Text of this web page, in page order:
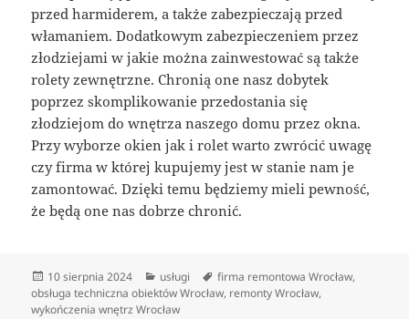
przed harmiderem, a także zabezpieczają przed
włamaniem. Dodatkowym zabezpieczeniem przez
złodziejami w jakie można zainwestować są także
rolety zewnętrzne. Chronią one nasz dobytek
poprzez skomplikowanie przedostania się
złodziejom do wnętrza naszego domu przez okna.
Przy wyborze okien jak i rolet warto zwrócić uwagę
czy firma w której kupujemy jest w stanie nam je
zamontować. Dzięki temu będziemy mieli pewność,
że będą one nas dobrze chronić.
Data
publikacji
10 sierpnia 2024 Kategorie
usługi Tagi
firma remontowa Wrocław,
obsługa techniczna obiektów Wrocław, remonty Wrocław,
wykończenia wnętrz Wrocław